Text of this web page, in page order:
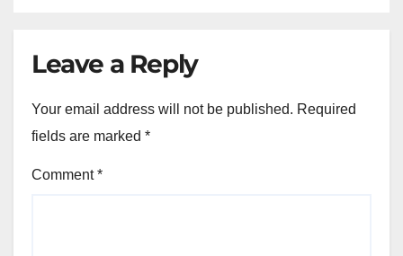
Leave a Reply
Your email address will not be published. Required
fields are marked *
Comment*